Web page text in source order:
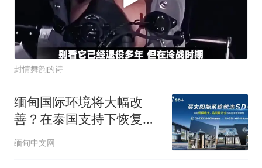
封情舞韵的诗
缅甸国际环境将大幅改
善？在泰国支持下恢复参
与东盟事务
缅甸中文网